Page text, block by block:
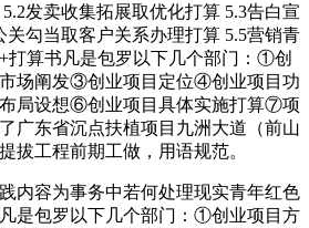
发卖收集拓展取优化打算 5.3告白宣
关勾当取客户关系办理打算 5.5营销青
打算书凡是包罗以下几个部门：①创
场阐发③创业项目定位④创业项目功
局设想⑥创业项目具体实施打算⑦项
广东省沉点扶植项目九洲大道（前山
拔工程前期工做，用语规范。
容为事务中若何处理现实青年红色
是包罗以下几个部门：①创业项目方